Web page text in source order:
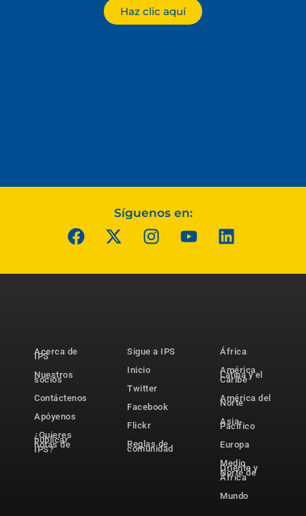
Haz clic aquí
Síguenos en:
Acerca de
IPS
Nuestros
socios
Contáctenos
Apóyenos
¿Quieres
publicar
notas de
IPS?
Sigue a IPS
Inicio
Twitter
Facebook
Flickr
Reglas de
comunidad
África
América
Latina y el
Caribe
América del
Norte
Asia-
Pacífico
Europa
Medio
Oriente y
Norte de
África
Mundo